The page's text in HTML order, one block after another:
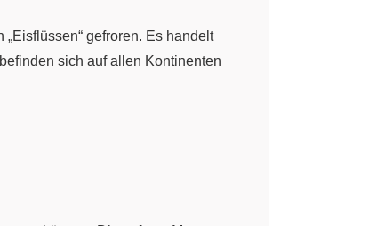
gefroren. Es handelt
sich auf allen Kontinenten